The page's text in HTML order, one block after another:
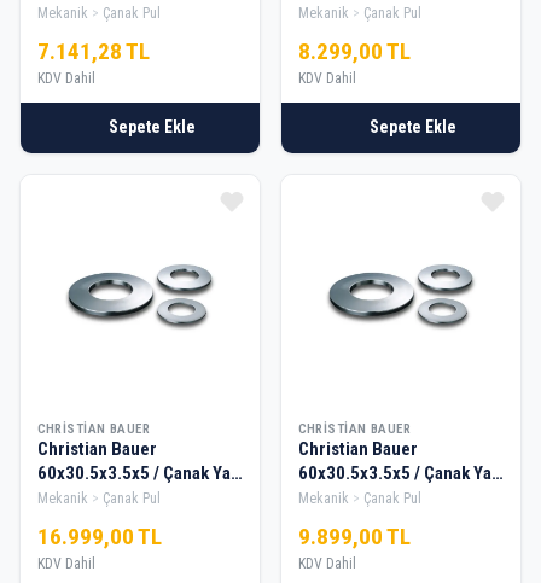
Mekanik Çanak Pul
7.141,28 TL
KDV Dahil
Sepete Ekle
/ Disk Yay — 50 Adet
Mekanik Çanak Pul
8.299,00 TL
KDV Dahil
Sepete Ekle
CHRISTIAN BAUER
Christian Bauer
60x30.5x3.5x5 / Çanak Yay
/ Disk Yay — 100 Adet
Mekanik Çanak Pul
16.999,00 TL
KDV Dahil
CHRISTIAN BAUER
Christian Bauer
60x30.5x3.5x5 / Çanak Yay
/ Disk Yay — 60 Adet
Mekanik Çanak Pul
9.899,00 TL
KDV Dahil